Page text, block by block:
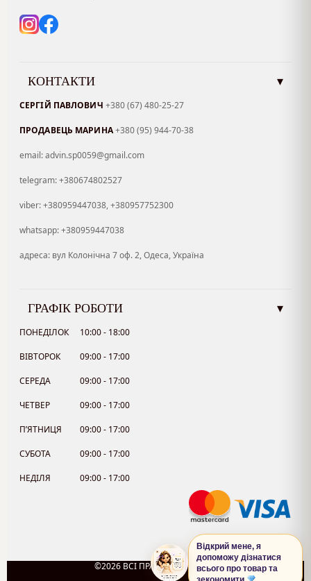
КОНТАКТИ ▾
СЕРГІЙ ПАВЛОВИЧ +380 (67) 480-25-27
ПРОДАВЕЦЬ МАРИНА+380 (95) 944-70-38
email: advin.sp0059@gmail.com
telegram: +380674802527
viber: +380959447038, +380957752300
whatsapp: +380959447038
адреса: вул Колонічна 7 оф. 2, Одеса, Україна
ГРАФІК РОБОТИ ▾
ПОНЕДІЛОК 10:00 - 18:00
ВІВТОРОК 09:00 - 17:00
СЕРЕДА 09:00 - 17:00
ЧЕТВЕР 09:00 - 17:00
П’ЯТНИЦЯ 09:00 - 17:00
СУБОТА 09:00 - 17:00
НЕДІЛЯ 09:00 - 17:00
©2026 ВСІ ПРАВА ЗАХИЩЕНО.
Відкрий мене, я
допоможу дізнатися
всього про товар та
зекономити